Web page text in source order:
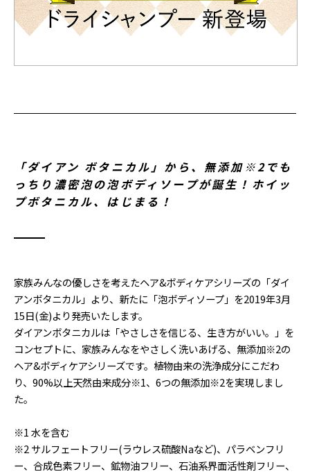
「ダイアン ボタニカル」から、無添加※2でも
っちり濃密泡の泡ボディソープが誕生！ホイッ
プボタニカル、はじまる！
家族みんなの優しさを考えたヘア&ボディケアシリーズの「ダイ
アンボタニカル」より、新たに「泡ボディソープ」を2019年3月
15日(金)より発売いたします。
ダイアンボタニカルは「やさしさを信じる、生き方がいい。」を
コンセプトに、家族みんなをやさしく洗いあげる、無添加※2の
ヘア&ボディケアシリーズです。植物由来の洗浄成分にこだわ
り、90%以上天然由来成分※1、6つの無添加※2を実現しまし
た。
※1 水を含む
※2 サルフェートフリー(ラウレス硫酸Naなど)、パラベンフリ
ー、合成色素フリー、鉱物油フリー、石油系界面活性剤フリー、